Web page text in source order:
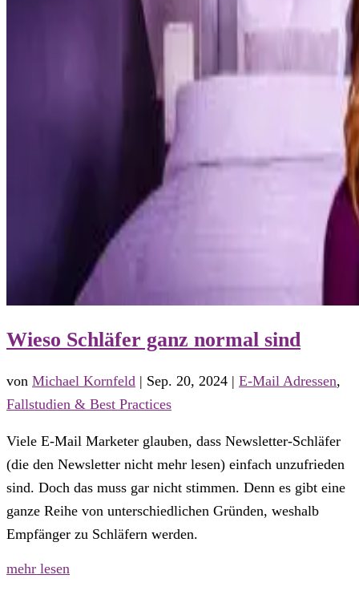
Wieso Schläfer ganz normal sind
von Michael Kornfeld | Sep. 20, 2024 | E-Mail Adressen,
Fallstudien & Best Practices
Viele E-Mail Marketer glauben, dass Newsletter-Schläfer
(die den Newsletter nicht mehr lesen) einfach unzufrieden
sind. Doch das muss gar nicht stimmen. Denn es gibt eine
ganze Reihe von unterschiedlichen Gründen, weshalb
Empfänger zu Schläfern werden.
mehr lesen